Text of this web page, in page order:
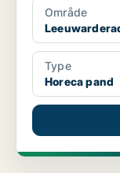
Område
Type
Horeca pand